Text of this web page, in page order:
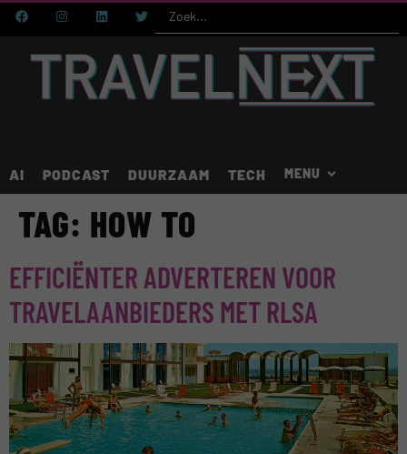
AI PODCAST DUURZAAM TECH
TAG: HOW TO
EFFICIËNTER ADVERTEREN VOOR
TRAVELAANBIEDERS MET RLSA